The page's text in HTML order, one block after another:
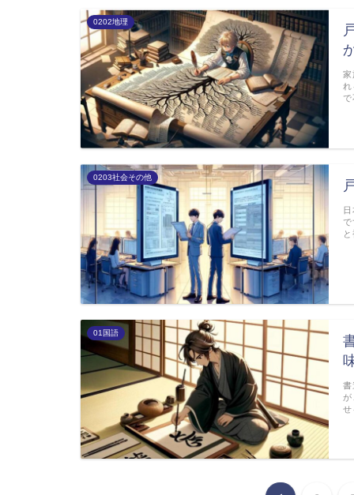
0202地理
家
0203社会その他
01国語
書
が
せ